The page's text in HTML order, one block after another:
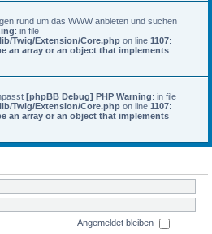
rund um das WWW anbieten und suchen
: in file
Twig/Extension/Core.php on line 1107:
an array or an object that implements
[phpBB Debug] PHP Warning: in file
Twig/Extension/Core.php on line 1107:
an array or an object that implements
Angemeldet bleiben